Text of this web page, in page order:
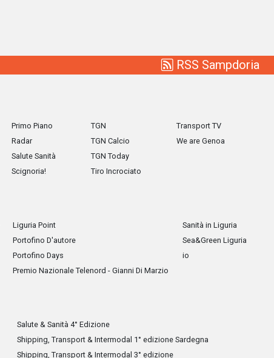
RSS Sampdoria
Primo Piano
Radar
Salute Sanità
Scignoria!
TGN
TGN Calcio
TGN Today
Tiro Incrociato
Transport TV
We are Genoa
Liguria Point
Portofino D'autore
Portofino Days
Premio Nazionale Telenord - Gianni Di Marzio
Sanità in Liguria
Sea&Green Liguria
io
Salute & Sanità 4° Edizione
Shipping, Transport & Intermodal 1° edizione Sardegna
Shipping, Transport & Intermodal 3° edizione